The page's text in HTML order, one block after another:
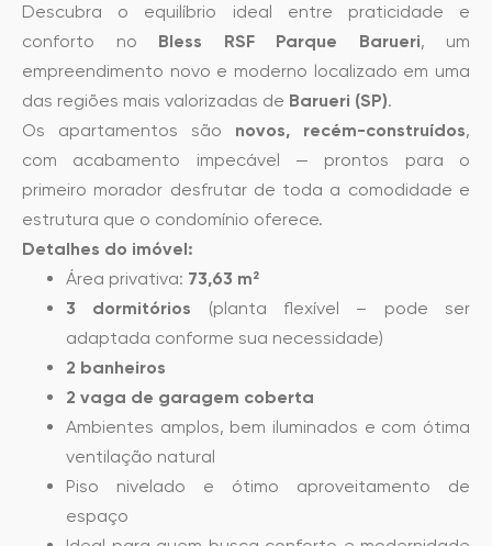
Descubra o equilíbrio ideal entre praticidade e
conforto no Bless RSF Parque Barueri, um
empreendimento novo e moderno localizado em uma
das regiões mais valorizadas de Barueri (SP).
Os apartamentos são novos, recém-construídos,
com acabamento impecável — prontos para o
primeiro morador desfrutar de toda a comodidade e
estrutura que o condomínio oferece.
Detalhes do imóvel:
Área privativa: 73,63 m²
3 dormitórios (planta flexível – pode ser
adaptada conforme sua necessidade)
2 banheiros
2 vaga de garagem coberta
Ambientes amplos, bem iluminados e com ótima
ventilação natural
Piso nivelado e ótimo aproveitamento de
espaço